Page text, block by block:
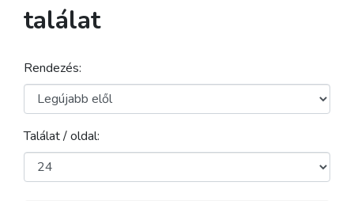
találat
Rendezés:
Találat / oldal: